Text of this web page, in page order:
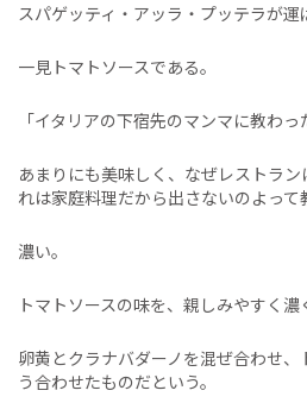
スパゲッティ・アッラ・プッテラが運
一見トマトソースである。
「イタリアの下宿先のマンマに教わっ
あまりにも美味しく、なぜレストラ
れは家庭料理だから出さないのよって
濃い。
トマトソースの味を、親しみやすく濃
卵黄とクラナバダーノを混ぜ合わせ
う合わせたものだという。